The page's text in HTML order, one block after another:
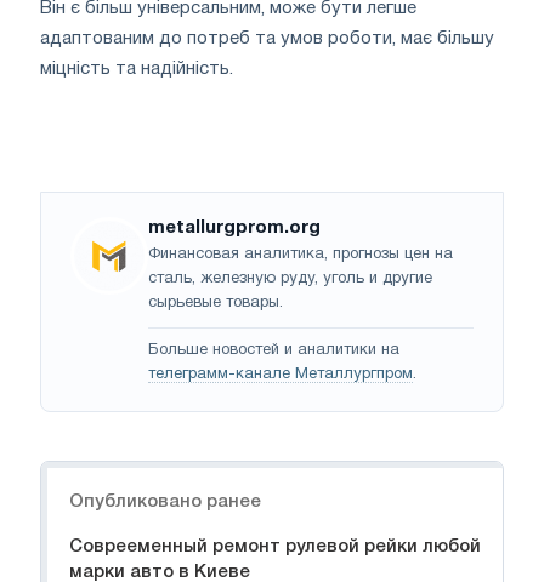
Він є більш універсальним, може бути легше
адаптованим до потреб та умов роботи, має більшу
міцність та надійність.
metallurgprom.org
Финансовая аналитика, прогнозы цен на
сталь, железную руду, уголь и другие
сырьевые товары.
Больше новостей и аналитики на
телеграмм-канале Металлургпром.
Опубликовано ранее
Соврееменный ремонт рулевой рейки любой
марки авто в Киеве